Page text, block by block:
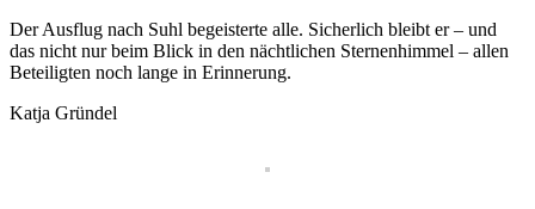
Der Ausflug nach Suhl begeisterte alle. Sicherlich bleibt er – und
das nicht nur beim Blick in den nächtlichen Sternenhimmel – allen
Beteiligten noch lange in Erinnerung.
Katja Gründel